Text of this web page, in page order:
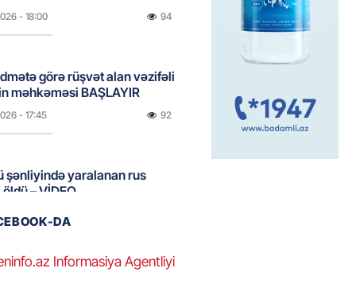
- 18:00 94
görə rüşvət alan vəzifəli
məhkəməsi BAŞLAYIR
- 17:45 92
şənliyində yaralanan rus
– VİDEO
qadının milyonluq mirası ilə
DA
Informasiya Agentliyi